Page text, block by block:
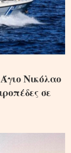
Νικόλαο
σε